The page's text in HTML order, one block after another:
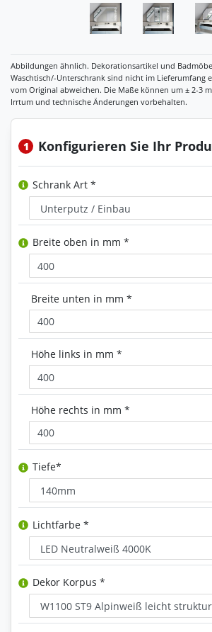
1 Konfigurieren Sie Ihr
Schrank Art *
Breite oben in mm *
Breite unten in mm *
Höhe links in mm *
Höhe rechts in mm *
Tiefe*
Lichtfarbe *
Dekor Korpus *